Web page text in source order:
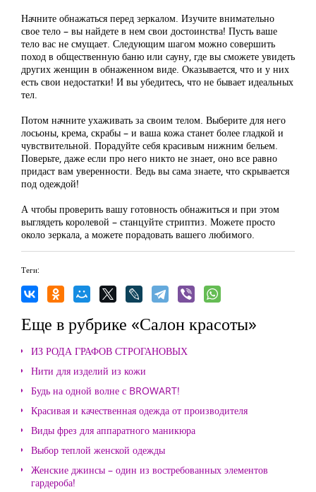
Начните обнажаться перед зеркалом. Изучите внимательно
свое тело – вы найдете в нем свои достоинства! Пусть ваше
тело вас не смущает. Следующим шагом можно совершить
поход в общественную баню или сауну, где вы сможете увидеть
других женщин в обнаженном виде. Оказывается, что и у них
есть свои недостатки! И вы убедитесь, что не бывает идеальных
тел.
Потом начните ухаживать за своим телом. Выберите для него
лосьоны, крема, скрабы – и ваша кожа станет более гладкой и
чувствительной. Порадуйте себя красивым нижним бельем.
Поверьте, даже если про него никто не знает, оно все равно
придаст вам уверенности. Ведь вы сама знаете, что скрывается
под одеждой!
А чтобы проверить вашу готовность обнажиться и при этом
выглядеть королевой – станцуйте стриптиз. Можете просто
около зеркала, а можете порадовать вашего любимого.
Теги:
Еще в рубрике «Салон красоты»
ИЗ РОДА ГРАФОВ СТРОГАНОВЫХ
Нити для изделий из кожи
Будь на одной волне с BROWART!
Красивая и качественная одежда от производителя
Виды фрез для аппаратного маникюра
Выбор теплой женской одежды
Женские джинсы – один из востребованных элементов
гардероба!